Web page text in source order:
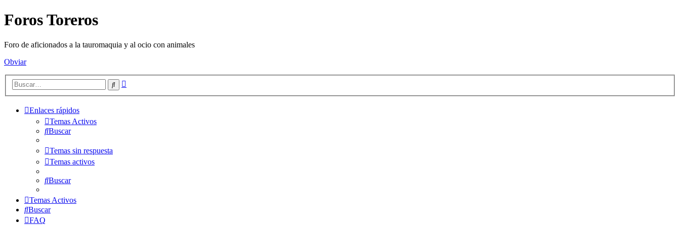
Foros Toreros
Foro de aficionados a la tauromaquia y al ocio con animales
Obviar
Buscar
Enlaces rápidos
Temas Activos
Buscar
Temas sin respuesta
Temas activos
Buscar
Temas Activos
Buscar
FAQ